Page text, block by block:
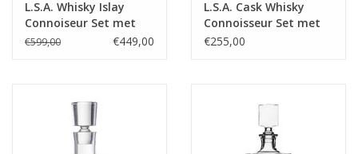
L.S.A. Whisky Islay
Connoiseur Set met
Dienblad Set van 6
€599,00 €449,00
L.S.A. Cask Whisky
Connoisseur Set met
Dienblad Set van 3
€255,00